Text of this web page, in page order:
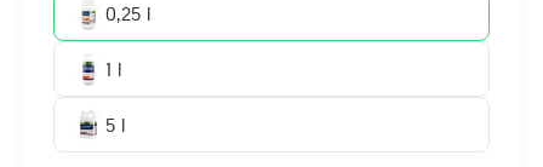
0,25 l
1 l
5 l